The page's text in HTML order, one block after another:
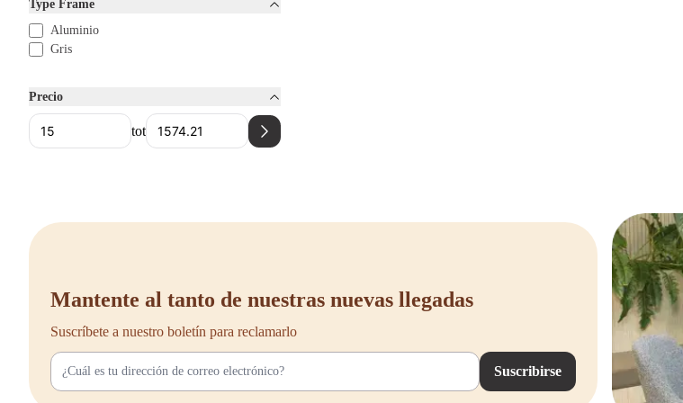
Type Frame
Aluminio
Gris
Precio
tot
Mantente al tanto de nuestras nuevas llegadas
Suscríbete a nuestro boletín para reclamarlo
Suscribirse